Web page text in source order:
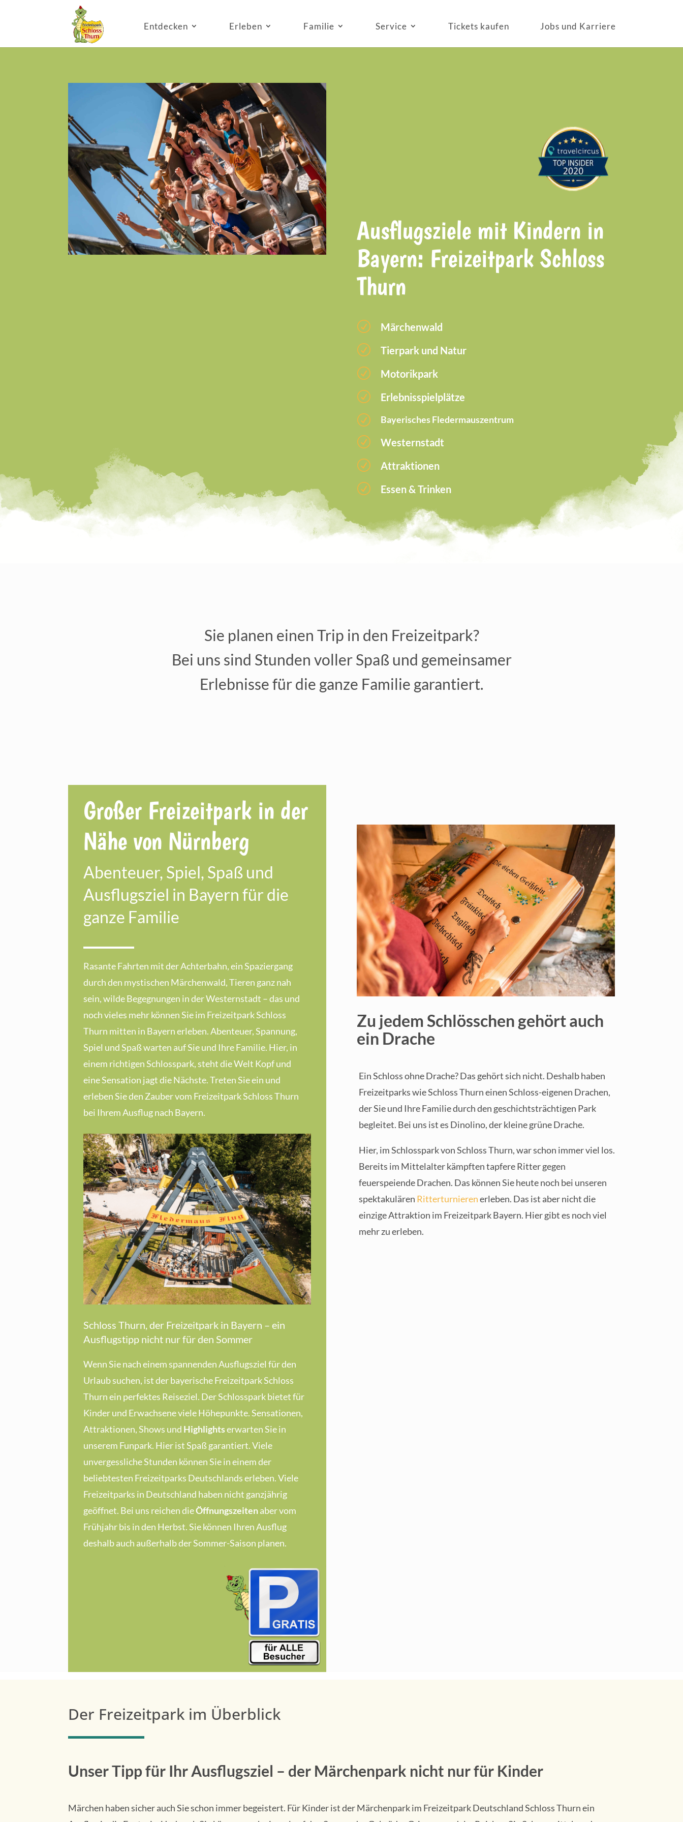
Entdecken Erleben Familie Service Tickets kaufen Jobs und Karriere
Ausflugsziele mit Kindern in
Bayern: Freizeitpark Schloss
Thurn
R Märchenwald
R Tierpark und Natur
R Motorikpark
R Erlebnisspielplätze
R Bayerisches Fledermauszentrum
R Westernstadt
R Attraktionen
R Essen & Trinken
Sie planen einen Trip in den Freizeitpark?
Bei uns sind Stunden voller Spaß und gemeinsamer
Erlebnisse für die ganze Familie garantiert.
Großer Freizeitpark in der
Nähe von Nürnberg
Abenteuer, Spiel, Spaß und
Ausflugsziel in Bayern für die
ganze Familie
Rasante Fahrten mit der Achterbahn, ein Spaziergang
durch den mystischen Märchenwald, Tieren ganz nah
sein, wilde Begegnungen in der Westernstadt – das und
noch vieles mehr können Sie im Freizeitpark Schloss
Thurn mitten in Bayern erleben. Abenteuer, Spannung,
Spiel und Spaß warten auf Sie und Ihre Familie. Hier, in
einem richtigen Schlosspark, steht die Welt Kopf und
eine Sensation jagt die Nächste. Treten Sie ein und
erleben Sie den Zauber vom Freizeitpark Schloss Thurn
bei Ihrem Ausflug nach Bayern.
Schloss Thurn, der Freizeitpark in Bayern – ein
Ausflugstipp nicht nur für den Sommer
Wenn Sie nach einem spannenden Ausflugsziel für den
Urlaub suchen, ist der bayerische Freizeitpark Schloss
Thurn ein perfektes Reiseziel. Der Schlosspark bietet für
Kinder und Erwachsene viele Höhepunkte. Sensationen,
Attraktionen, Shows und Highlightserwarten Sie in
unserem Funpark. Hier ist Spaß garantiert. Viele
unvergessliche Stunden können Sie in einem der
beliebtesten Freizeitparks Deutschlands erleben. Viele
Freizeitparks in Deutschland haben nicht ganzjährig
geöffnet. Bei uns reichen dieÖffnungszeitenaber vom
Frühjahr bis in den Herbst. Sie können Ihren Ausflug
deshalb auch außerhalb der Sommer-Saison planen.
Zu jedem Schlösschen gehört auch
ein Drache
Ein Schloss ohne Drache? Das gehört sich nicht. Deshalb haben
Freizeitparks wie Schloss Thurn einen Schloss-eigenen Drachen,
der Sie und Ihre Familie durch den geschichtsträchtigen Park
begleitet. Bei uns ist es Dinolino, der kleine grüne Drache.
Hier, im Schlosspark von Schloss Thurn, war schon immer viel los.
Bereits im Mittelalter kämpften tapfere Ritter gegen
feuerspeiende Drachen. Das können Sie heute noch bei unseren
spektakulären Ritterturnierenerleben. Das ist aber nicht die
einzige Attraktion im Freizeitpark Bayern. Hier gibt es noch viel
mehr zu erleben.
Der Freizeitpark im Überblick
Unser Tipp für Ihr Ausflugsziel – der Märchenpark nicht nur für Kinder
Märchen haben sicher auch Sie schon immer begeistert. Für Kinder ist der Märchenpark im Freizeitpark Deutschland Schloss Thurn ein